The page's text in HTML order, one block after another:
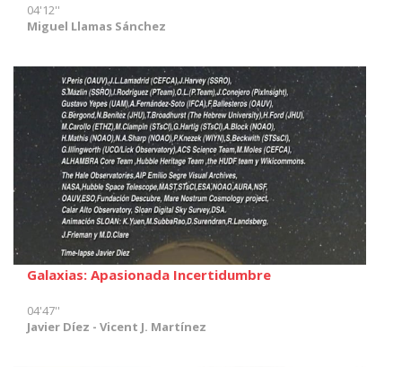
04'12''
Miguel Llamas Sánchez
Galaxias: Apasionada Incertidumbre
04'47''
Javier Díez - Vicent J. Martínez